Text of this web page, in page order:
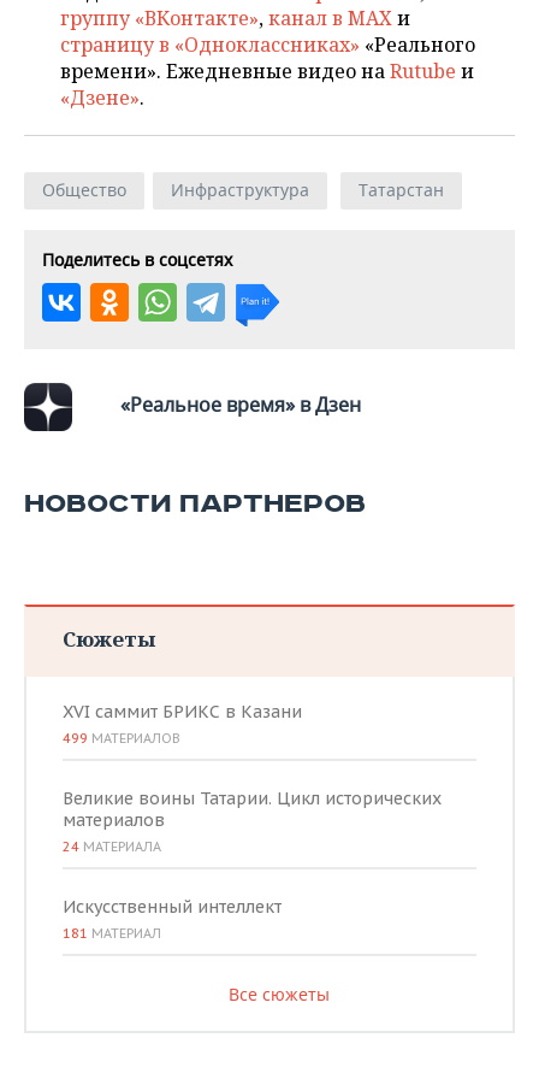
группу «ВКонтакте»,канал в MAXи
страницу в «Одноклассниках» «Реального
времени». Ежедневные видео наRutube и
«Дзене».
Общество Инфраструктура Татарстан
Поделитесь в соцсетях
«Реальное время» в Дзен
НОВОСТИ ПАРТНЕРОВ
Сюжеты
XVI саммит БРИКС в Казани
499 МАТЕРИАЛОВ
Великие воины Татарии. Цикл исторических
материалов
24 МАТЕРИАЛА
Искусственный интеллект
181 МАТЕРИАЛ
Все сюжеты